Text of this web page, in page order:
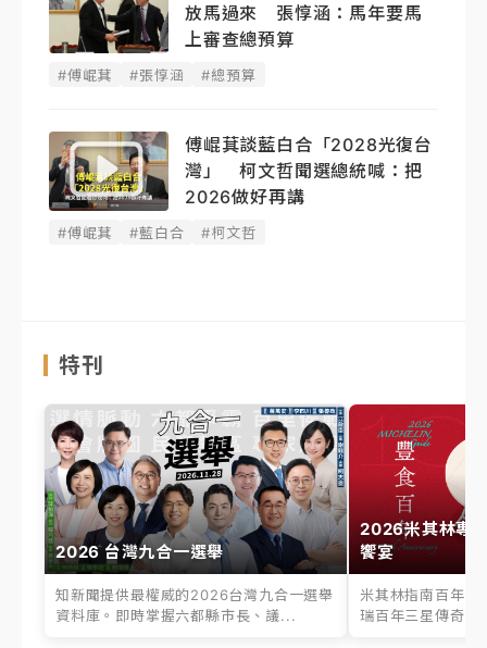
放馬過來 張惇涵：馬年要馬
上審查總預算
#傅崐萁 #張惇涵 #總預算
傅崐萁談藍白合「2028光復台
灣」 柯文哲聞選總統喊：把
2026做好再講
#傅崐萁 #藍白合 #柯文哲
特刊
2026 台灣九合一選舉
知新聞提供最權威的2026台灣九合一選舉
資料庫。即時掌握六都縣市長、議...
2026米其林專
饗宴
米其林指南百年之
瑞百年三星傳奇、